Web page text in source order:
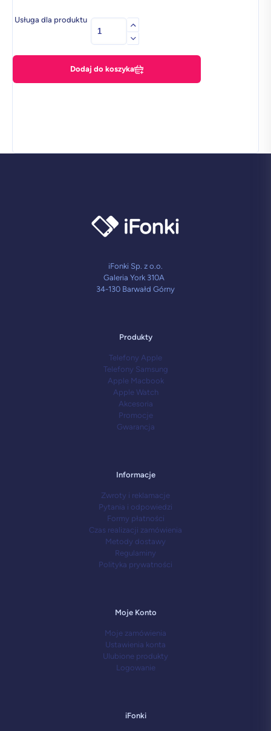
Usługa dla produktu ilość
Powerbank
10000mAh
Dodaj do koszyka
iFonki Sp. z o.o.
Galeria York 310A
34-130 Barwałd Górny
Produkty
Telefony Apple
Telefony Samsung
Apple Macbook
Apple Watch
Akcesoria
Promocje
Gwarancja
Informacje
Zwroty i reklamacje
Pytania i odpowiedzi
Formy płatności
Czas realizacji zamówienia
Metody dostawy
Regulaminy
Polityka prywatności
Moje Konto
Moje zamówienia
Ustawienia konta
Ulubione produkty
Logowanie
iFonki